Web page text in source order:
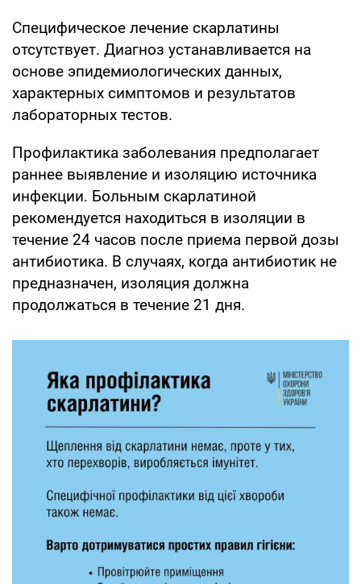
Специфическое лечение скарлатины
отсутствует. Диагноз устанавливается на
основе эпидемиологических данных,
характерных симптомов и результатов
лабораторных тестов.
Профилактика заболевания предполагает
раннее выявление и изоляцию источника
инфекции. Больным скарлатиной
рекомендуется находиться в изоляции в
течение 24 часов после приема первой дозы
антибиотика. В случаях, когда антибиотик не
предназначен, изоляция должна
продолжаться в течение 21 дня.